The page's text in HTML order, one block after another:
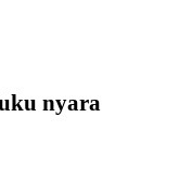
nyara